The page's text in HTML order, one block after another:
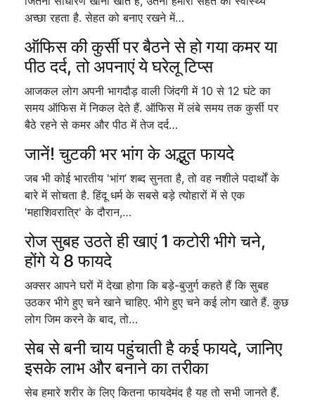
अच्छा रहता है. सेहत को बनाए रखने में…
ऑफिस की कुर्सी पर बैठने से हो गया कमर या
पीठ दर्द, तो अपनाएं ये घरेलू टिप्स
आजकल लोग अपनी भागदौड़ वाली जिंदगी में 10 से 12 घंटे का
समय ऑफिस में निकल देते हैं. ऑफिस में लंबे समय तक कुर्सी पर
बैठे रहने से कमर और पीठ में तेज दर्द…
जानें! चुटकी भर भांग के अद्भुत फायदे
जब भी कोई भारतीय 'भांग’ शब्द सुनता है, तो वह नशीले पदार्थों के
बारे में सोचता है. हिंदू धर्म के सबसे बड़े त्योहारों में से एक
'महाशिवरात्रि' के दौरान,…
रोज सुबह उठते ही खाएं 1 कटोरी भीगे चने,
होंगे ये 8 फायदे
अक्सर आपने घरों में देखा होगा कि बड़े-बुजुर्ग कहते हैं कि सुबह
उठकर भीगे हुए चने खाने चाहिए. भीगे हुए चने कई लोग खाते हैं. कुछ
लोग जिम करने के बाद, तो…
सेब से बनी चाय पहुंचाती है कई फायदे, जानिए
इसके लाभ और बनाने का तरीका
सेब हमारे शरीर के लिए कितना फायदेमंद है यह तो सभी जानते हैं.